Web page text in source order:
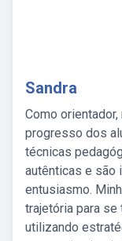
Sandra
Como
progresso dos
técnicas
autênticas e são
entusiasmo.
trajetória para se
utilizando